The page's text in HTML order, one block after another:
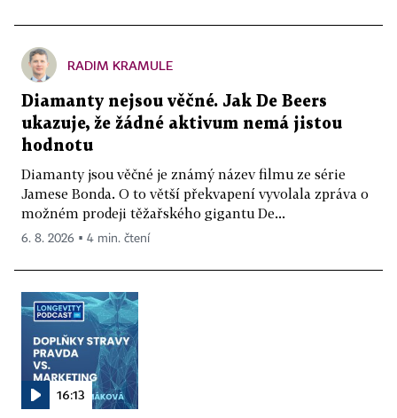
RADIM KRAMULE
Diamanty nejsou věčné. Jak De Beers
ukazuje, že žádné aktivum nemá jistou
hodnotu
Diamanty jsou věčné je známý název filmu ze série
Jamese Bonda. O to větší překvapení vyvolala zpráva o
možném prodeji těžařského gigantu De...
6. 8. 2026 ▪ 4 min. čtení
16:13